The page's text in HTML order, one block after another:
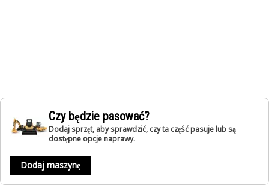
Czy będzie pasować?
Dodaj sprzęt, aby sprawdzić, czy ta część pasuje lub są
dostępne opcje naprawy.
Dodaj maszynę